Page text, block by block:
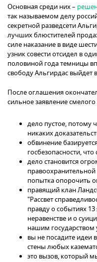
Основная среди них –
так называемом делу
секретной разведсети
лучших блюстителей
силе наказание в виде
узник совести отсидел в
половиной года темницы
свободу Альгирдас выйдет
После оглашения
сильное заявление
дело пустое, потому
никаких
обвинение
госбезопасности,
дело становится
правоохранительной
попытка опорочить
правящий клан
"Рассвет
правду о событиях
неравенстве и о
нашим
вы не посадите идеи
стены любых
это вызов, который